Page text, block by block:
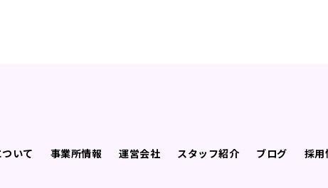
いて 事業所情報 運営会社 スタッフ紹介 ブログ 採用